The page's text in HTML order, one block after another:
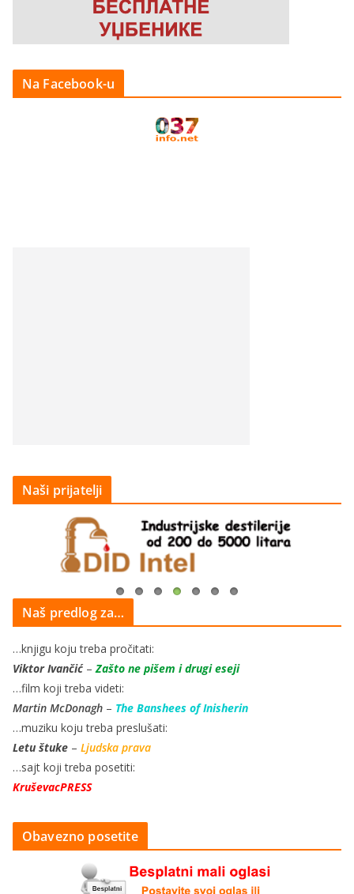
Na Facebook-u
Naši prijatelji
Naš predlog za…
…knjigu koju treba pročitati:
Viktor Ivančić– Zašto ne pišem i drugi eseji
…film koji treba videti:
Martin McDonagh – The Banshees of Inisherin
…muziku koju treba preslušati:
Letu štuke – Ljudska prava
…sajt koji treba posetiti:
KruševacPRESS
Obavezno posetite